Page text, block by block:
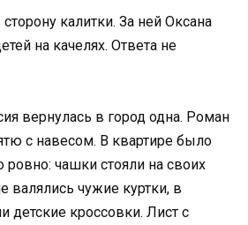
калитки. За ней Оксана
на качелях. Ответа не
вернулась в город одна. Роман
с навесом. В квартире было
ровно: чашки стояли на своих
валялись чужие куртки, в
детские кроссовки. Лист с